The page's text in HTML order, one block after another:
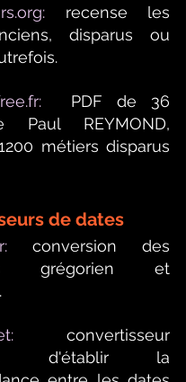
: recense les
disparus ou
:
PDF de 36
Paul REYMOND,
métiers disparus
de dates
:
conversion des
grégorien et
: convertisseur
d'établir la